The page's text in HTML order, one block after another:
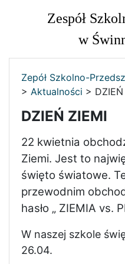
Zespół
w
Zepół Szkolno-
> Aktualności >
DZIEŃ ZIEMI
22 kwietnia
Ziemi. Jest to
święto światowe.
przewodnim
hasło „ ZIEMIA vs.
W naszej szkole
26.04.